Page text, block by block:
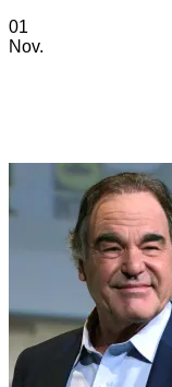
01
Nov.